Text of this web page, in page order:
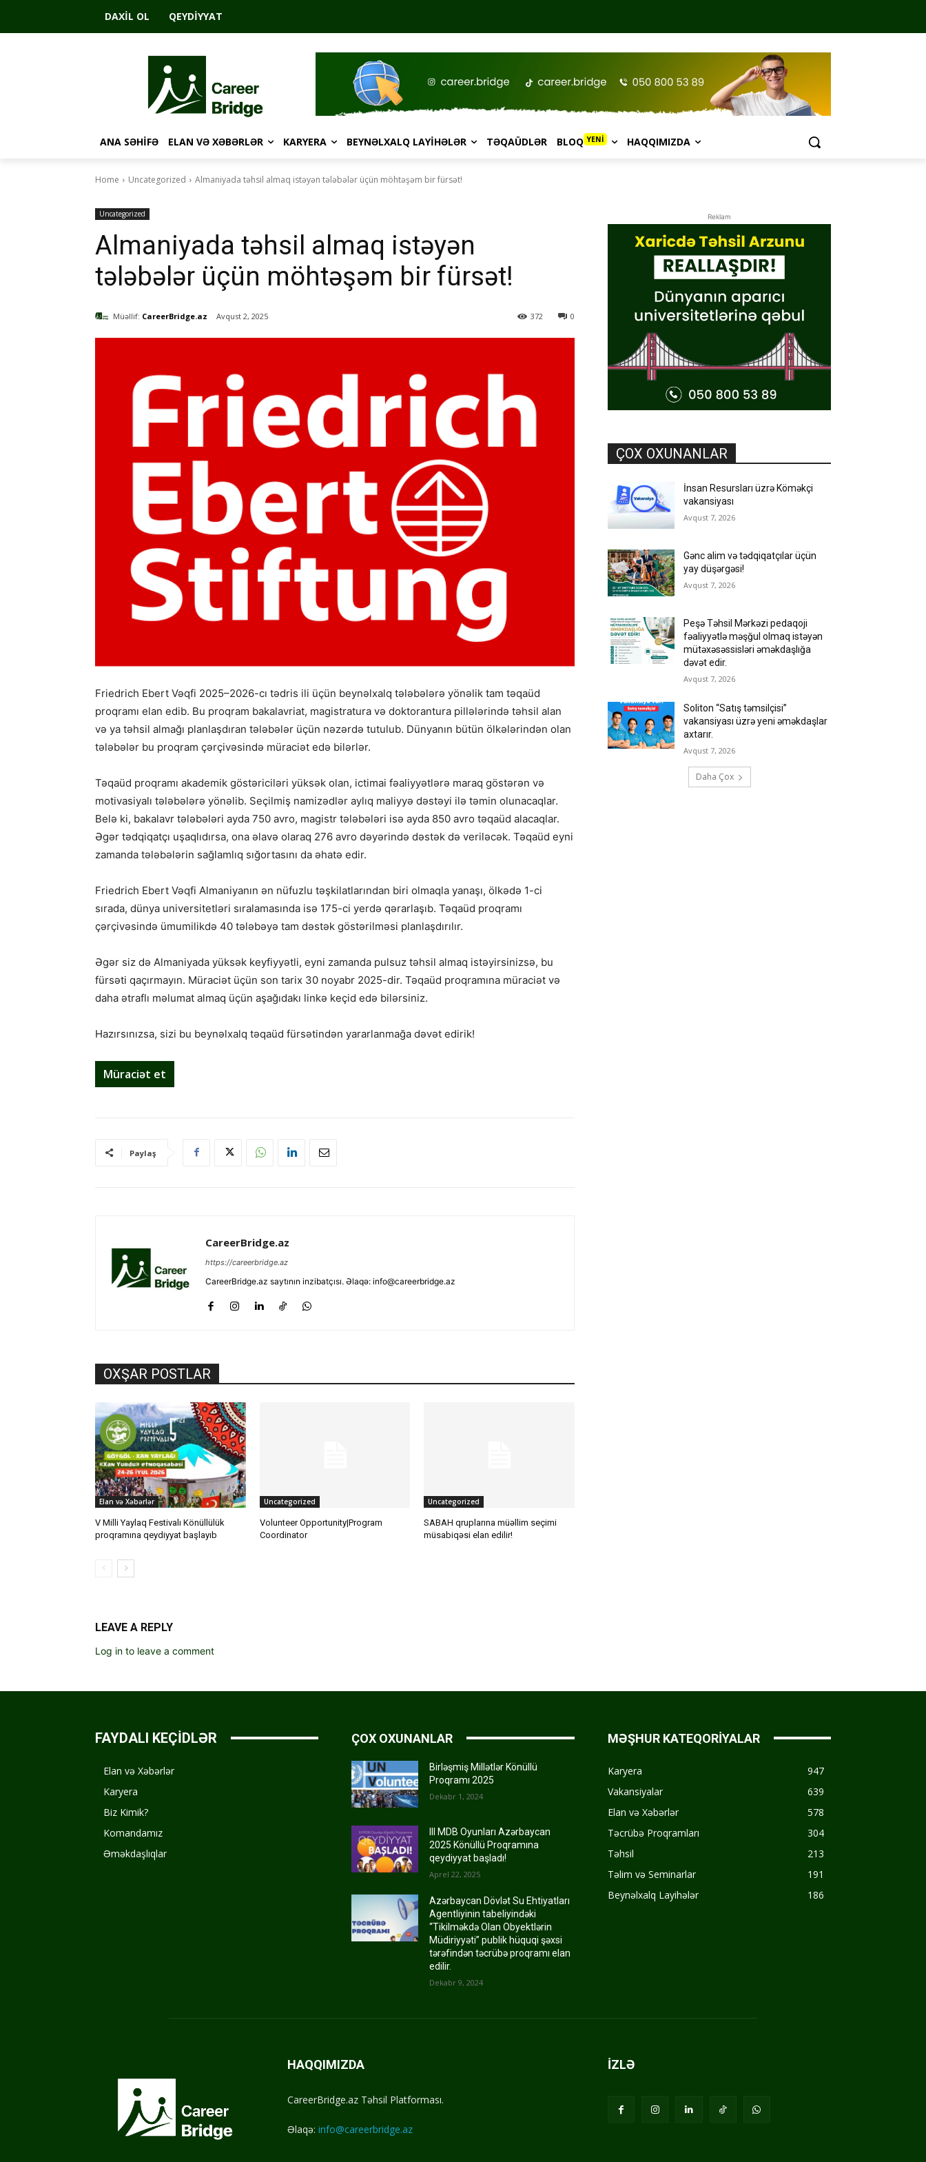
DAXIL OL QEYDIYYAT
ANA SƏHIFƏ ELAN VƏ XƏBƏRLƏR KARYERA BEYNƏLXALQ LAYIHƏLƏR TƏQAÜDLƏR BLOQ YENİ HAQQIMIZDA
Home Uncategorized Almaniyada təhsil almaq istəyən tələbələr üçün möhtəşəm bir fürsət!
Uncategorized
Almaniyada təhsil almaq istəyən
tələbələr üçün möhtəşəm bir fürsət!
Müəllif: CareerBridge.az Avqust 2, 2025 0
372
Friedrich Ebert Vəqfi 2025–2026-cı tədris ili üçün beynəlxalq tələbələrə yönəlik tam təqaüd
proqramı elan edib. Bu proqram bakalavriat, magistratura və doktorantura pillələrində təhsil alan
və ya təhsil almağı planlaşdıran tələbələr üçün nəzərdə tutulub. Dünyanın bütün ölkələrindən olan
tələbələr bu proqram çərçivəsində müraciət edə bilərlər.
Təqaüd proqramı akademik göstəriciləri yüksək olan, ictimai fəaliyyətlərə maraq göstərən və
motivasiyalı tələbələrə yönəlib. Seçilmiş namizədlər aylıq maliyyə dəstəyi ilə təmin olunacaqlar.
Belə ki, bakalavr tələbələri ayda 750 avro, magistr tələbələri isə ayda 850 avro təqaüd alacaqlar.
Əgər tədqiqatçı uşaqlıdırsa, ona əlavə olaraq 276 avro dəyərində dəstək də veriləcək. Təqaüd eyni
zamanda tələbələrin sağlamlıq sığortasını da əhatə edir.
Friedrich Ebert Vəqfi Almaniyanın ən nüfuzlu təşkilatlarından biri olmaqla yanaşı, ölkədə 1-ci
sırada, dünya universitetləri sıralamasında isə 175-ci yerdə qərarlaşıb. Təqaüd proqramı
çərçivəsində ümumilikdə 40 tələbəyə tam dəstək göstərilməsi planlaşdırılır.
Əgər siz də Almaniyada yüksək keyfiyyətli, eyni zamanda pulsuz təhsil almaq istəyirsinizsə, bu
fürsəti qaçırmayın. Müraciət üçün son tarix 30 noyabr 2025-dir. Təqaüd proqramına müraciət və
daha ətraflı məlumat almaq üçün aşağıdakı linkə keçid edə bilərsiniz.
Hazırsınızsa, sizi bu beynəlxalq təqaüd fürsətindən yararlanmağa dəvət edirik!
Müraciət et
Paylaş
CareerBridge.az
https://careerbridge.az
CareerBridge.az saytının inzibatçısı. Əlaqə: info@careerbridge.az
OXŞAR POSTLAR
Elan və Xəbərlər
V Milli Yaylaq Festivalı Könüllülük
proqramına qeydiyyat başlayıb
Uncategorized
Volunteer Opportunity|Program
Coordinator
Uncategorized
SABAH qruplarına müəllim seçimi
müsabiqəsi elan edilir!
LEAVE A REPLY
Log in to leave a comment
Reklam
ÇOX OXUNANLAR
İnsan Resursları üzrə Köməkçi
vakansiyası
Avqust 7, 2026
Gənc alim və tədqiqatçılar üçün
yay düşərgəsi!
Avqust 7, 2026
Peşə Təhsil Mərkəzi pedaqoji
fəaliyyətlə məşğul olmaq istəyən
mütəxəsəssisləri əməkdaşlığa
dəvət edir.
Avqust 7, 2026
Soliton “Satış təmsilçisi”
vakansiyası üzrə yeni əməkdaşlar
axtarır.
Avqust 7, 2026
Daha Çox
FAYDALI KEÇİDLƏR
Elan və Xəbərlər
Karyera
Biz Kimik?
Komandamız
Əməkdaşlıqlar
ÇOX OXUNANLAR
Birləşmiş Millətlər Könüllü
Proqramı 2025
Dekabr 1, 2024
III MDB Oyunları Azərbaycan
2025 Könüllü Proqramına
qeydiyyat başladı!
Aprel 22, 2025
Azərbaycan Dövlət Su Ehtiyatları
Agentliyinin tabeliyindəki
“Tikilməkdə Olan Obyektlərin
Müdiriyyəti” publik hüquqi şəxsi
tərəfindən təcrübə proqramı elan
edilir.
Dekabr 9, 2024
MƏŞHUR KATEQORİYALAR
Karyera
947
Vakansiyalar
639
Elan və Xəbərlər
578
Təcrübə Proqramları
304
Təhsil
213
Təlim və Seminarlar
191
Beynəlxalq Layihələr
186
HAQQIMIZDA
CareerBridge.az Təhsil Platforması.
Əlaqə: info@careerbridge.az
İZLƏ